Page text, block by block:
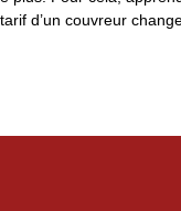
d’un couvreur